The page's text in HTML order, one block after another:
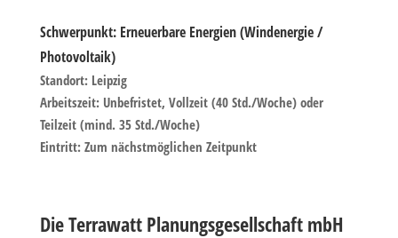
Schwerpunkt: Erneuerbare Energien (Windenergie /
Photovoltaik)
Standort:Leipzig
Arbeitszeit:Unbefristet, Vollzeit (40 Std./Woche) oder
Teilzeit (mind. 35 Std./Woche)
Eintritt:Zum nächstmöglichen Zeitpunkt
Die Terrawatt Planungsgesellschaft mbH